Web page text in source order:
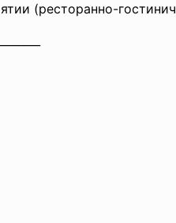
(ресторанно-